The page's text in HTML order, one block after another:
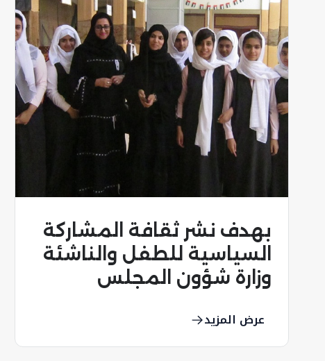
محمد بن راشد يفتتح دور
الانعقاد الثاني للمجلس
الوطني الاتحادي
عرض المزيد